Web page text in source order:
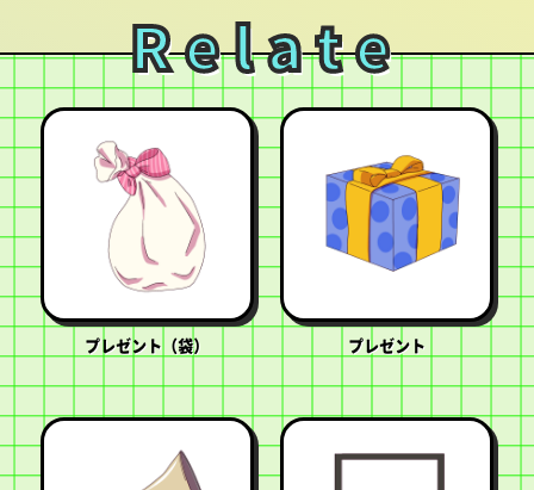
Relate
プレゼント（袋） プレゼント